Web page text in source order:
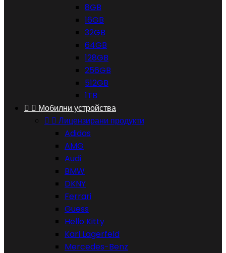
8GB
16GB
32GB
64GB
128GB
256GB
512GB
1TB
  Мобилни устройства
  Лицензирани продукти
Adidas
AMG
Audi
BMW
DKNY
Ferrari
Guess
Hello Kitty
Karl Lagerfeld
Mercedes-Benz